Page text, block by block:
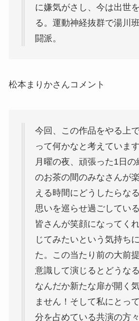
に嫌気がさし、今は出世
る。運動神経抜群で湯川
闘派。
松本まりかさんコメント
今回、この作品をやる上
って何かなと考えていま
月曜の夜、頑張った1日の
のお茶の間のみなさんが
える時間にどうしたらな
思いを巡らせ過ごしてい
皆さんが笑顔になってく
じてみたいという気持ち
た。この当たり前の大前
意識して演じるとどうなる
なんだか新たな扉が開く
ません！そして私にとっ
分を占めている共演の方々